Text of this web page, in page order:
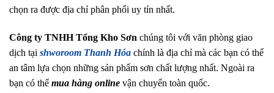
chọn ra được địa chỉ phân phối uy tín nhất.
Công ty TNHH Tổng Kho Sơn chúng tôi với văn phòng giao
dịch tại shworoom Thanh Hóa chính là địa chỉ mà các bạn có thể
an tâm lựa chọn những sản phẩm sơn chất lượng nhất. Ngoài ra
bạn có thể mua hàng online vận chuyển toàn quốc.